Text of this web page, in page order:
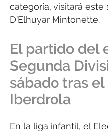
categoría, visitará este
D’Elhuyar Mintonette.
El partido del
Segunda
sábado tras
Iberdrola
En la liga infantil, el